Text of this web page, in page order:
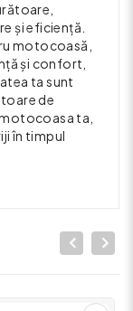
și eficiență.
motocoasă,
și confort,
ta sunt
de
ta,
în timpul